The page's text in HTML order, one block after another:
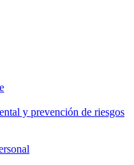
y prevención de riesgos